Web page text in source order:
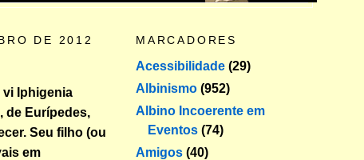
DE 2012
vi Iphigenia
de Eurípedes,
Seu filho (ou
em
MARCADORES
Acessibilidade (29)
Albinismo (952)
Albino Incoerente em
Eventos (74)
Amigos (40)